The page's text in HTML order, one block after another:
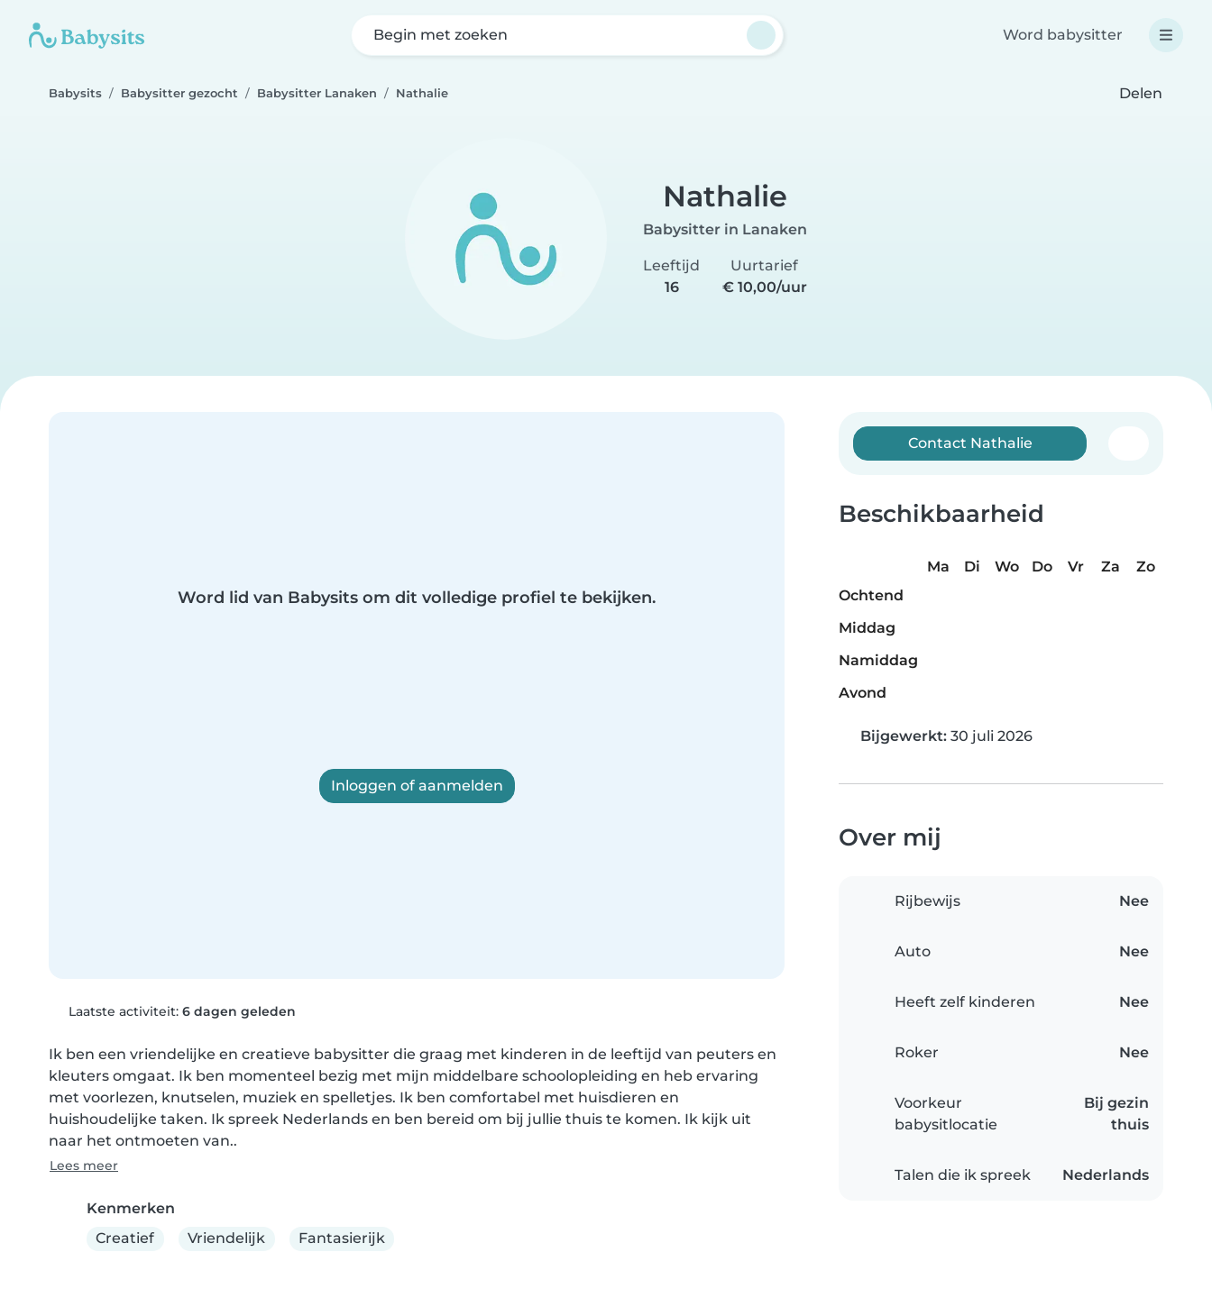
Begin met zoeken Word babysitter
Babysits Babysitter gezocht Babysitter Lanaken Nathalie Delen
Nathalie
Babysitter in Lanaken
Leeftijd
16
Uurtarief
€ 10,00/uur
Word lid van Babysits om dit volledige profiel te bekijken.
Inloggen of aanmelden
Laatste activiteit: 6 dagen geleden
Ik ben een vriendelijke en creatieve babysitter die graag met kinderen in de leeftijd van peuters en
kleuters omgaat. Ik ben momenteel bezig met mijn middelbare schoolopleiding en heb ervaring
met voorlezen, knutselen, muziek en spelletjes. Ik ben comfortabel met huisdieren en
huishoudelijke taken. Ik spreek Nederlands en ben bereid om bij jullie thuis te komen. Ik kijk uit
naar het ontmoeten van..
Lees meer
Kenmerken
Creatief
Vriendelijk Fantasierijk
Contact Nathalie
Beschikbaarheid
Ma Di Wo Do Vr Za
Zo
Ochtend
Middag
Namiddag
Avond
Bijgewerkt: 30 juli 2026
Over mij
Rijbewijs Nee
Auto Nee
Heeft zelf kinderen Nee
Roker Nee
Voorkeur
babysitlocatie
Bij gezin
thuis
Talen die ik spreek Nederlands